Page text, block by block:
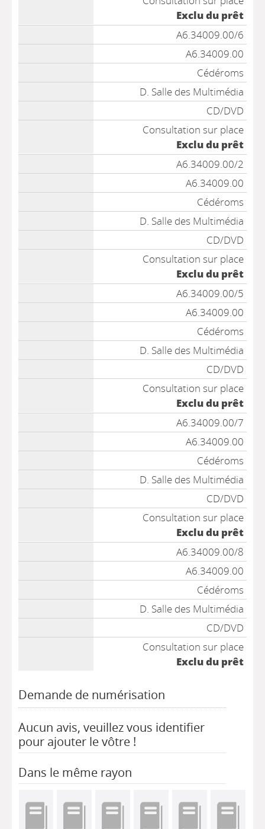
Exclu du prêt
A6.34009.00/6
A6.34009.00
Cédéroms
D. Salle des Multimédia
CD/DVD
Consultation sur place
Exclu du prêt
A6.34009.00/2
A6.34009.00
Cédéroms
D. Salle des Multimédia
CD/DVD
Consultation sur place
Exclu du prêt
A6.34009.00/5
A6.34009.00
Cédéroms
D. Salle des Multimédia
CD/DVD
Consultation sur place
Exclu du prêt
A6.34009.00/7
A6.34009.00
Cédéroms
D. Salle des Multimédia
CD/DVD
Consultation sur place
Exclu du prêt
A6.34009.00/8
A6.34009.00
Cédéroms
D. Salle des Multimédia
CD/DVD
Consultation sur place
Exclu du prêt
Demande de numérisation
Aucun avis, veuillez vous identifier
pour ajouter le vôtre !
Dans le même rayon